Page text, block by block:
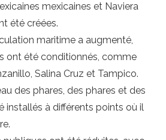
mexicaines et Naviera
été créées.
maritime a augmenté,
ont été conditionnés, comme
Salina Cruz et Tampico.
des phares, des phares et des
installés à différents points où il